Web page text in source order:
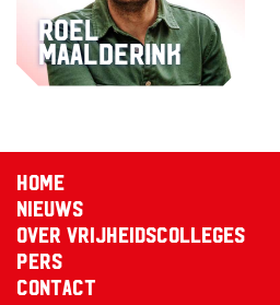
Roel
Maalderink
Home
Nieuws
Over Vrijheidscolleges
Pers
Contact